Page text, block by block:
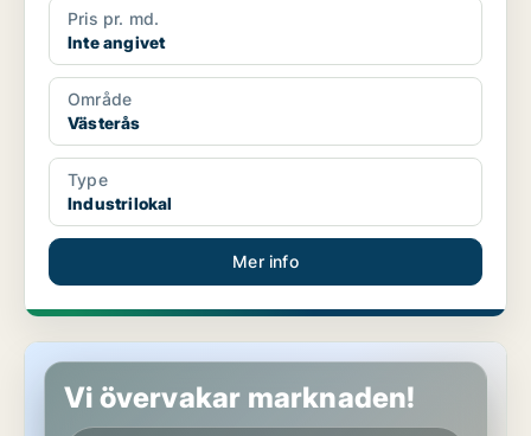
Pris pr. md.
Inte angivet
Område
Västerås
Type
Industrilokal
Mer info
Industrilokal i Haninge, Österhaninge
Vi övervakar marknaden!